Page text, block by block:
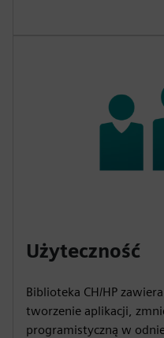
Użyteczność
Biblioteka CH/HP
tworzenie aplikacji,
programistyczną w